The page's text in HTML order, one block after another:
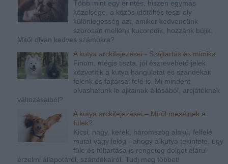
Több mint egy érintés, hiszen egymás
közelsége, a közös időtöltés teszi oly
különlegesség azt, amikor kedvencünk
szorosan mellénk kucorodik, hozzánk bújik.
Mitől olyan kedves számukra?
A kutya arckifejezései - Szájtartás és mimika
Finom, mégis tiszta, jól észrevehető jelek
közvetítik a kutya hangulatát és szándékait
felénk és fajtársai felé is. Mi mindent
olvashatunk le ajkainak állásából, arcjátéknak
változásaiból?
A kutya arckifejezései – Miről mesélnek a
fülek?
Kicsi, nagy, kerek, háromszög alakú, felfelé
mutat vagy lelóg - ahogy a kutya tekintete, úgy
füle és fültartása is rengeteg dolgot elárul
érzelmi állapotáról, szándékairól. Tudj meg többet!